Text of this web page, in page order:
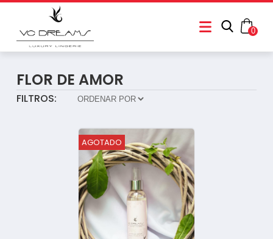
0
FLOR DE AMOR
FILTROS:
AGOTADO